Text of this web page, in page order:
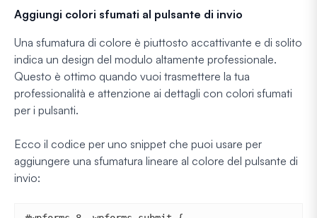
Aggiungi colori sfumati al pulsante di invio
Una sfumatura di colore è piuttosto accattivante e di solito
indica un design del modulo altamente professionale.
Questo è ottimo quando vuoi trasmettere la tua
professionalità e attenzione ai dettagli con colori sfumati
per i pulsanti.
Ecco il codice per uno snippet che puoi usare per
aggiungere una sfumatura lineare al colore del pulsante di
invio: